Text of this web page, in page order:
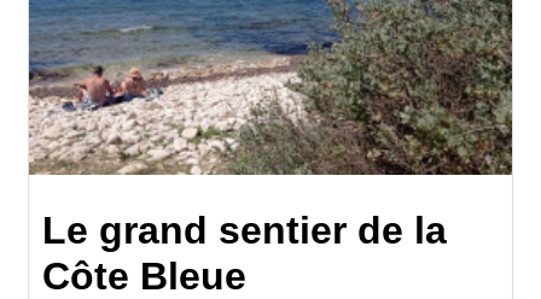
Le grand sentier de la
Côte Bleue